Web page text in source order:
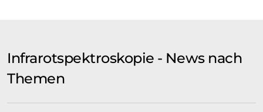
Infrarotspektroskopie - News nach
Themen